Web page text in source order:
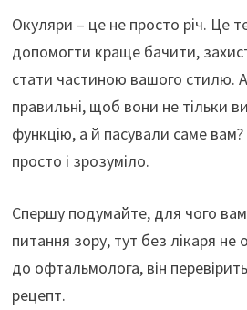
b
o
o
k
gr
a
m
at
sA
p
p
er
Окуляри – це не просто річ. Це
допомогти краще бачити,
стати частиною вашого стилю.
правильні, щоб вони не тільки
функцію, а й пасували саме
просто і зрозуміло.
Спершу подумайте, для чого
питання зору, тут без лікаря не
до офтальмолога, він
рецепт.